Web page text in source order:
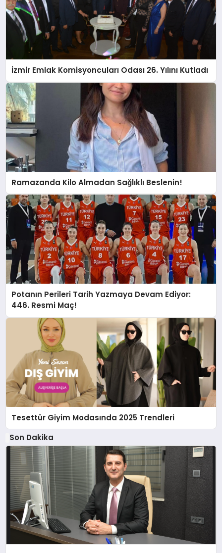
İzmir Emlak Komisyoncuları Odası 26. Yılını Kutladı
Ramazanda Kilo Almadan Sağlıklı Beslenin!
Potanın Perileri Tarih Yazmaya Devam Ediyor:
446. Resmi Maç!
Tesettür Giyim Modasında 2025 Trendleri
Son Dakika